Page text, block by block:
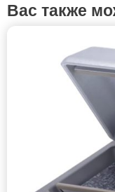
Вас также